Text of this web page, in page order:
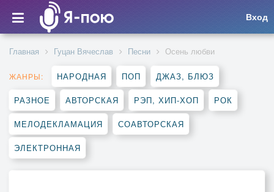
Вход
Главная Гуцан Вячеслав Песни Осень любви
ЖАНРЫ: НАРОДНАЯ ПОП ДЖАЗ, БЛЮЗ
РАЗНОЕ АВТОРСКАЯ РЭП, ХИП-ХОП РОК
МЕЛОДЕКЛАМАЦИЯ СОАВТОРСКАЯ
ЭЛЕКТРОННАЯ